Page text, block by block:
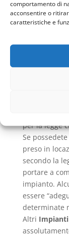
comportamento di
acconsentire o
caratteristiche e
consumo,
A questi
di un
accumulata
corto
un aiuto
per la legge
Se
preso in
secondo la
portare a
impianto.
essere
determinate
Altri